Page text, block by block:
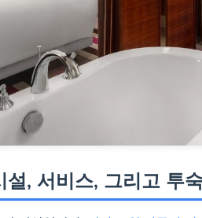
, 서비스, 그리고 투